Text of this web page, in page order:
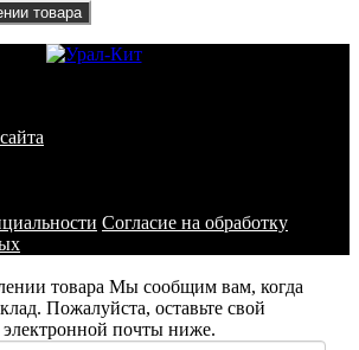
товара
Согласие на обработку
товара Мы сообщим вам, когда
Пожалуйста, оставьте свой
почты ниже.